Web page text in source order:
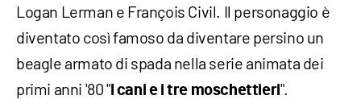
Logan Lerman e François Civil. Il personaggio è
diventato così famoso da diventare persino un
beagle armato di spada nella serie animata dei
primi anni '80 "I cani e i tre moschettieri".